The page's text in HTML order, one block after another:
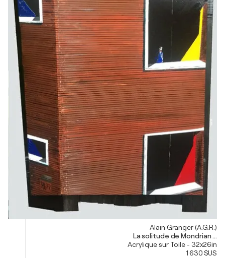
Alain Granger (A.G.R.)
La solitude de Mondrian ...
Acrylique sur Toile - 32x26in
1 630 $US